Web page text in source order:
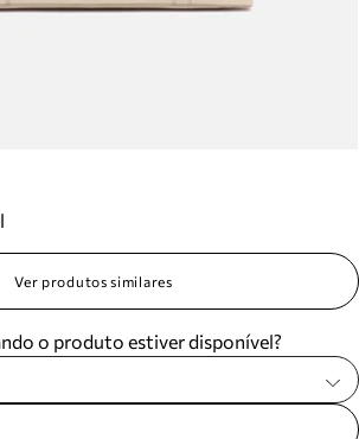
Ver produtos similares
o produto estiver disponível?